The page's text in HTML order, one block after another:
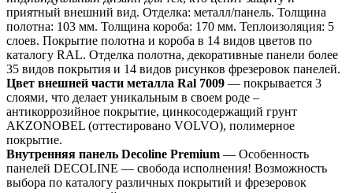
приятный внешний вид. Отделка: металл/панель. Толщина
полотна: 103 мм. Толщина короба: 170 мм. Теплоизоляция: 5
слоев. Покрытие полотна и короба в 14 видов цветов по
каталогу RAL. Отделка полотна, декоративные панели более
35 видов покрытия и 14 видов рисунков фрезеровок панелей.
Цвет внешней части металла Ral 7009 — покрывается 3
слоями, что делает уникальным в своем роде –
антикоррозийное покрытие, цинкосодержащий грунт
AKZONOBEL (оттестировано VOLVO), полимерное
покрытие.
Внутренняя панель Decoline Premium — Особенность
панелей DECOLINE — свобода исполнения! Возможность
выбора по каталогу различных покрытий и фрезеровок